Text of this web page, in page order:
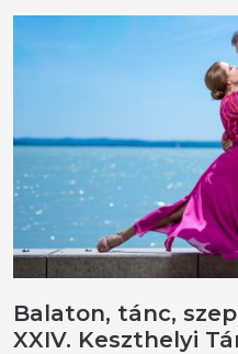
Balaton, tánc,
XXIV. Keszthelyi